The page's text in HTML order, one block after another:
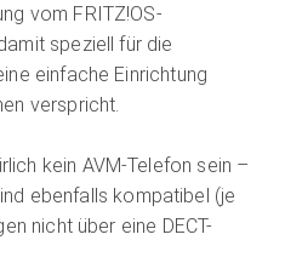
vom FRITZ!OS-
speziell für die
einfache Einrichtung
verspricht.
kein AVM-Telefon sein –
ebenfalls kompatibel (je
nicht über eine DECT-